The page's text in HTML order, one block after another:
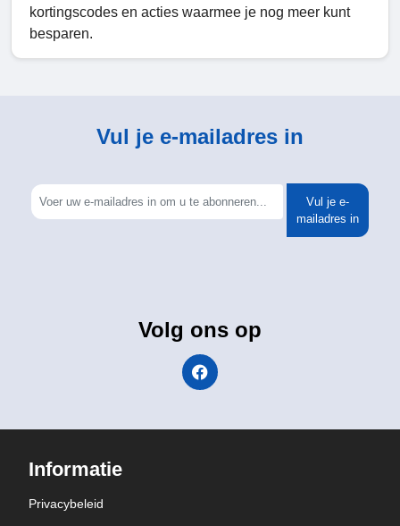
kortingscodes en acties waarmee je nog meer kunt
besparen.
Vul je e-mailadres in
Vul je e-
mailadres in
Volg ons op
Informatie
Privacybeleid